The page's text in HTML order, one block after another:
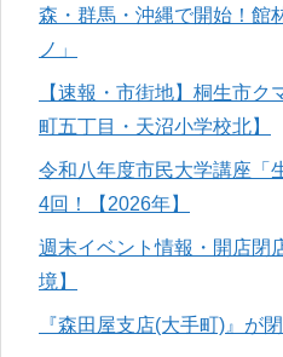
森・群馬・沖縄で開始！館
ノ」
【速報・市街地】桐生市
町五丁目・天沼小学校北】
令和八年度市民大学講座「
4回！【2026年】
週末イベント情報・開店閉
境】
『森田屋支店(大手町)』が